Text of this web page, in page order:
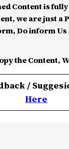
Content is
we are just
Do inform
the
/
Here